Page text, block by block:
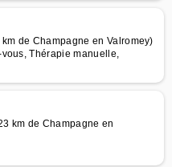
de Champagne en Valromey)
Thérapie manuelle,
km de Champagne en